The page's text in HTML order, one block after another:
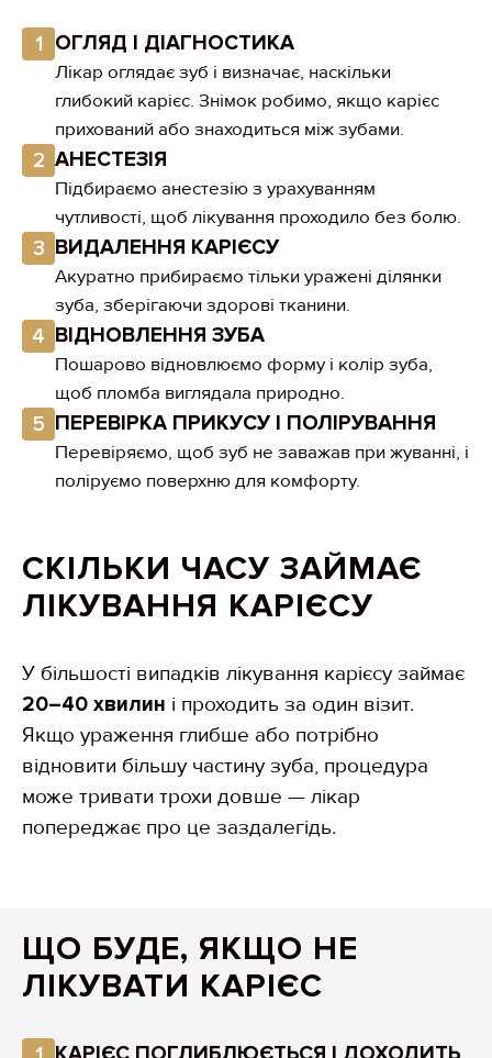
1 ОГЛЯД І ДІАГНОСТИКА
Лікар оглядає зуб і визначає, наскільки
глибокий карієс. Знімок робимо, якщо карієс
прихований або знаходиться між зубами.
2 АНЕСТЕЗІЯ
Підбираємо анестезію з урахуванням
чутливості, щоб лікування проходило без болю.
3 ВИДАЛЕННЯ КАРІЄСУ
Акуратно прибираємо тільки уражені ділянки
зуба, зберігаючи здорові тканини.
4 ВІДНОВЛЕННЯ ЗУБА
Пошарово відновлюємо форму і колір зуба,
щоб пломба виглядала природно.
5 ПЕРЕВІРКА ПРИКУСУ І ПОЛІРУВАННЯ
Перевіряємо, щоб зуб не заважав при жуванні, і
поліруємо поверхню для комфорту.
СКІЛЬКИ ЧАСУ ЗАЙМАЄ
ЛІКУВАННЯ КАРІЄСУ
У більшості випадків лікування карієсу займає
20–40 хвилин і проходить за один візит.
Якщо ураження глибше або потрібно
відновити більшу частину зуба, процедура
може тривати трохи довше — лікар
попереджає про це заздалегідь.
ЩО БУДЕ, ЯКЩО НЕ
ЛІКУВАТИ КАРІЄС